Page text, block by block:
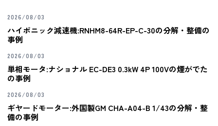
2026/08/03
ハイポニック減速機:RNHM8-64R-EP-C-30の分解・整備の
事例
2026/08/03
単相モータ:ナショナル EC-DE3 0.3kW 4P 100Vの煙がでた
の事例
2026/08/03
ギヤードモーター:外国製GM CHA-A04-B 1/43の分解・整
備の事例